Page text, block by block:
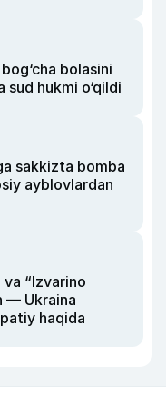
bolasini
hukmi o‘qildi
sakkizta bomba
ayblovlardan
“Izvarino
— Ukraina
haqida